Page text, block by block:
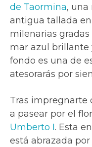
de Taormina, una
antigua tallada
milenarias
mar azul brillante
fondo es una de
atesorarás por
Tras impregnarte
a pasear por el
Umberto I. Esta
está abrazada